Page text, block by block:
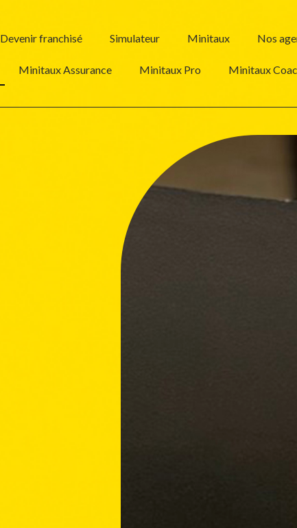
Devenir franchisé Simulateur Minitaux Nos
Minitaux Assurance Minitaux Pro Minitaux